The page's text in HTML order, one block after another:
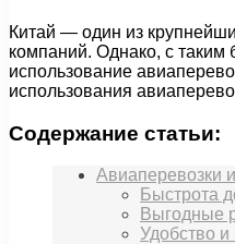
Китай — один из
компаний. Однако, с таким
использование
использования
Содержание статьи:
Авиаперевозки
Быстрота
Выгодные
Удобство